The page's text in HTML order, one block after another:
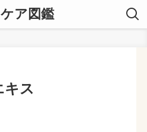
ア図鑑
キス